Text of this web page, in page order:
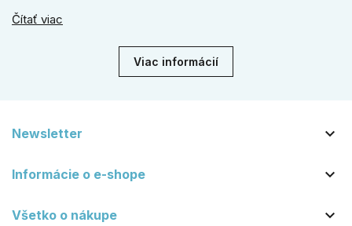
vydrží roky. Zabezpečte svoj vstup kvalitou, ktorá prežije
Čítať viac
Viac informácií
Newsletter 
Informácie o e-shope 
Všetko o nákupe 